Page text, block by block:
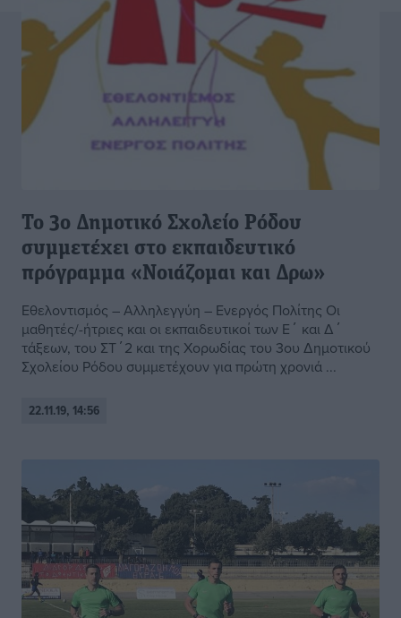
Το 3ο Δημοτικό Σχολείο Ρόδου
συμμετέχει στο εκπαιδευτικό
πρόγραμμα «Νοιάζομαι και Δρω»
Εθελοντισμός – Αλληλεγγύη – Ενεργός Πολίτης Οι
μαθητές/-ήτριες και οι εκπαιδευτικοί των Ε΄ και Δ΄
τάξεων, του ΣΤ΄2 και της Χορωδίας του 3ου Δημοτικού
Σχολείου Ρόδου συμμετέχουν για πρώτη χρονιά ...
22.11.19, 14:56